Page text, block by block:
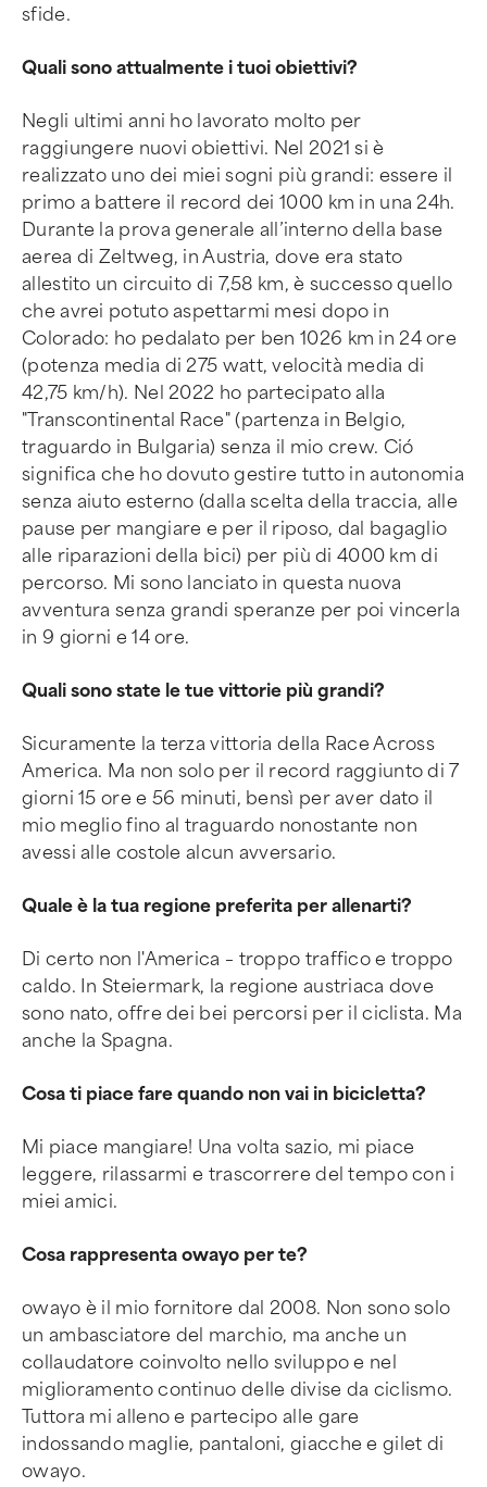
sfide.
Quali sono attualmente i tuoi obiettivi?
Negli ultimi anni ho lavorato molto per
raggiungere nuovi obiettivi. Nel 2021 si è
realizzato uno dei miei sogni più grandi: essere il
primo a battere il record dei 1000 km in una 24h.
Durante la prova generale all’interno della base
aerea di Zeltweg, in Austria, dove era stato
allestito un circuito di 7,58 km, è successo quello
che avrei potuto aspettarmi mesi dopo in
Colorado: ho pedalato per ben 1026 km in 24 ore
(potenza media di 275 watt, velocità media di
42,75 km/h). Nel 2022 ho partecipato alla
"Transcontinental Race" (partenza in Belgio,
traguardo in Bulgaria) senza il mio crew. Ció
significa che ho dovuto gestire tutto in autonomia
senza aiuto esterno (dalla scelta della traccia, alle
pause per mangiare e per il riposo, dal bagaglio
alle riparazioni della bici) per più di 4000 km di
percorso. Mi sono lanciato in questa nuova
avventura senza grandi speranze per poi vincerla
in 9 giorni e 14 ore.
Quali sono state le tue vittorie più grandi?
Sicuramente la terza vittoria della Race Across
America. Ma non solo per il record raggiunto di 7
giorni 15 ore e 56 minuti, bensì per aver dato il
mio meglio fino al traguardo nonostante non
avessi alle costole alcun avversario.
Quale è la tua regione preferita per allenarti?
Di certo non l'America – troppo traffico e troppo
caldo. In Steiermark, la regione austriaca dove
sono nato, offre dei bei percorsi per il ciclista. Ma
anche la Spagna.
Cosa ti piace fare quando non vai in bicicletta?
Mi piace mangiare! Una volta sazio, mi piace
leggere, rilassarmi e trascorrere del tempo con i
miei amici.
Cosa rappresenta owayo per te?
owayo è il mio fornitore dal 2008. Non sono solo
un ambasciatore del marchio, ma anche un
collaudatore coinvolto nello sviluppo e nel
miglioramento continuo delle divise da ciclismo.
Tuttora mi alleno e partecipo alle gare
indossando maglie, pantaloni, giacche e gilet di
owayo.